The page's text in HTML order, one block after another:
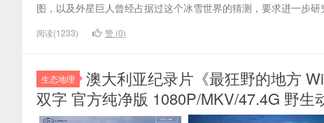
图，以及外星巨人曾经占据过这个冰雪世界的猜测，要求进一步
阅读(1233) 赞 (0)
生态地理
澳大利亚纪录片《最狂野的地方
双字 官方纯净版 1080P/MKV/47.4G 野生